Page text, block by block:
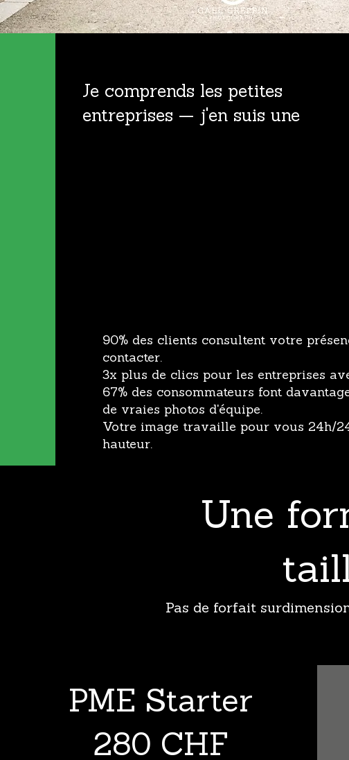
Je comprends les petites
entreprises — j'en suis une
90% des clients consultent votre
contacter.
3x plus de clics pour les entreprises
67% des consommateurs font
de vraies photos d'équipe.
Votre image travaille pour vous 24h/
hauteur.
Une
Pas de forfait
PME Starter
280 CHF